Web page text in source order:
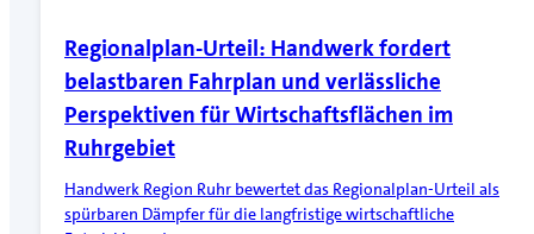
Regionalplan-Urteil: Handwerk fordert
belastbaren Fahrplan und verlässliche
Perspektiven für Wirtschaftsflächen im
Ruhrgebiet
Handwerk Region Ruhr bewertet das Regionalplan-Urteil als
spürbaren Dämpfer für die langfristige wirtschaftliche